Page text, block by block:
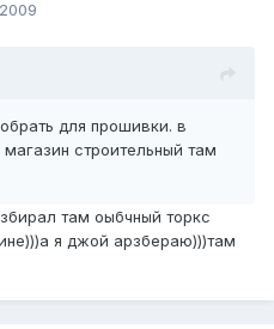
для прошивки. в
строительный там
там оыбчный торкс
я джой арзбераю)))там